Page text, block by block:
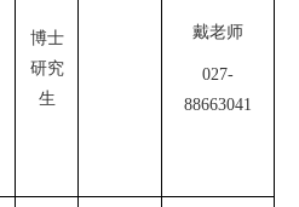
博士
研究
生
戴老师
027-
88663041